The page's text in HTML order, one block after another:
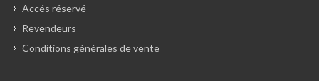
Accés réservé
Revendeurs
Conditions générales de vente